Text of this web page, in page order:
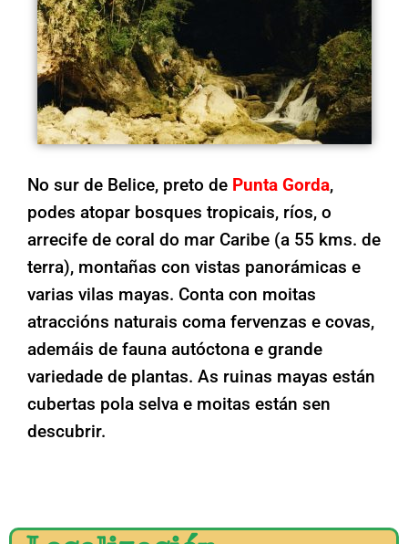
No sur de Belice, preto de Punta Gorda,
podes atopar bosques tropicais, ríos, o
arrecife de coral do mar Caribe (a 55 kms. de
terra), montañas con vistas panorámicas e
varias vilas mayas. Conta con moitas
atraccións naturais coma fervenzas e covas,
ademáis de fauna autóctona e grande
variedade de plantas. As ruinas mayas están
cubertas pola selva e moitas están sen
descubrir.